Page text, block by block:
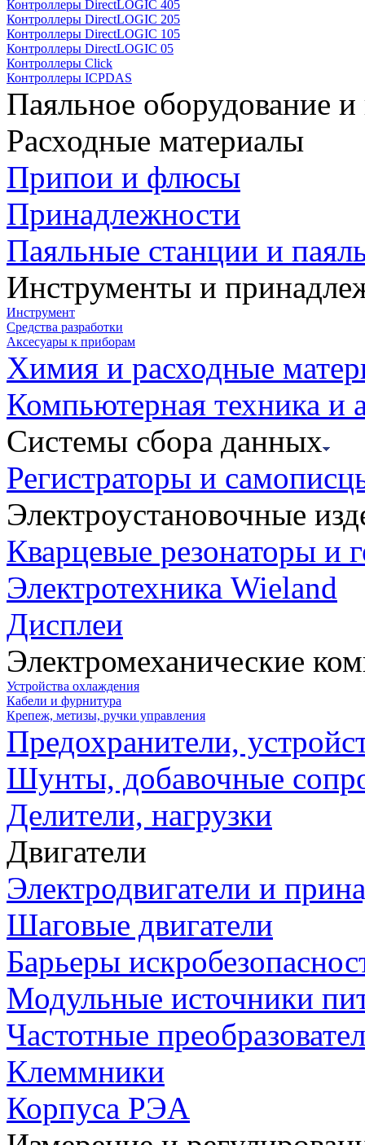
Контроллеры DirectLOGIC 405
Контроллеры DirectLOGIC 205
Контроллеры DirectLOGIC 105
Контроллеры DirectLOGIC 05
Контроллеры Click
Контроллеры ICPDAS
Паяльное оборудование
Расходные материалы
Припои и флюсы
Принадлежности
Паяльные станции и
Инструменты и
Инструмент
Средства разработки
Аксесуары к приборам
Химия и расходные
Компьютерная техника и
Системы сбора данных
Регистраторы и
Электроустановочные
Кварцевые резонаторы и
Электротехника Wieland
Дисплеи
Электромеханические
Устройства охлаждения
Кабели и фурнитура
Крепеж, метизы, ручки управления
Предохранители,
Шунты, добавочные
Делители, нагрузки
Двигатели
Электродвигатели и
Шаговые двигатели
Барьеры
Модульные источники
Частотные
Клеммники
Корпуса РЭА